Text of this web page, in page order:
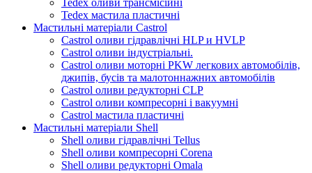
Tedex мастила пластичні
Мастильні матеріали Castrol
Castrol оливи гідравлічні HLP и HVLP
Castrol оливи індустріальні.
Castrol оливи моторні PKW легкових автомобілів,
джипів, бусів та малотоннажних автомобілів
Castrol оливи редукторні CLP
Castrol оливи компресорні і вакуумні
Castrol мастила пластичні
Мастильні матеріали Shell
Shell оливи гідравлічні Tellus
Shell оливи компресорні Corena
Shell оливи редукторні Omala